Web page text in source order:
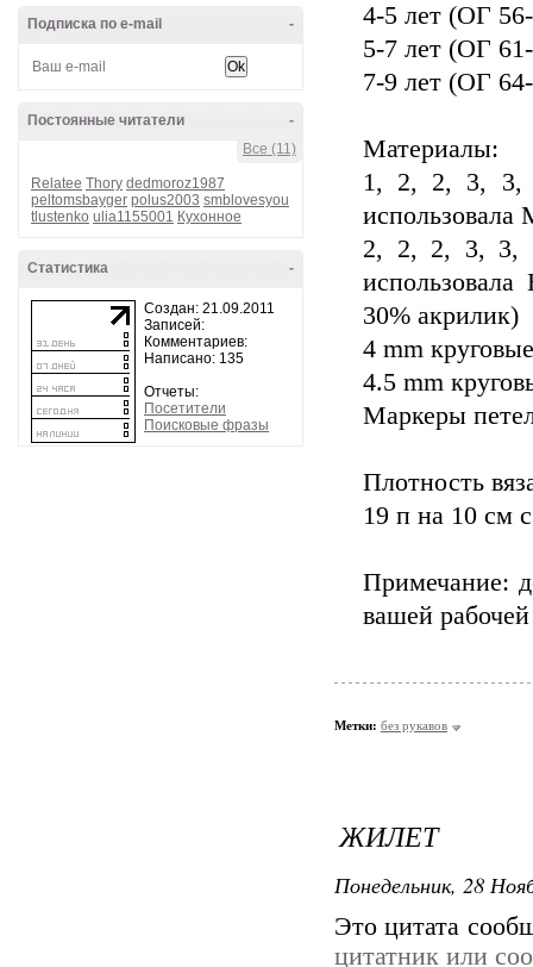
-
Подписка по e-mail
-
Постоянные читатели
Все (11)
Relatee Thory dedmoroz1987
peltomsbayger polus2003 smblovesyou
tlustenko ulia1155001 Кухонное
-
Статистика
Создан: 21.09.2011
Записей:
Комментариев:
Написано: 135
Отчеты:
Посетители
Поисковые фразы
4-5 лет (ОГ
5-7 лет (ОГ
7-9 лет (ОГ
Материалы:
1, 2, 2, 3, 3,
использовала
2, 2, 2, 3, 3,
30% акрилик)
4 mm
4.5 mm
Маркеры
Плотность
19 п на 10 см
Примечание:
вашей
Метки: без рукавов
ЖИЛЕТ
Понедельник, 28
Это цитата
цитатник или